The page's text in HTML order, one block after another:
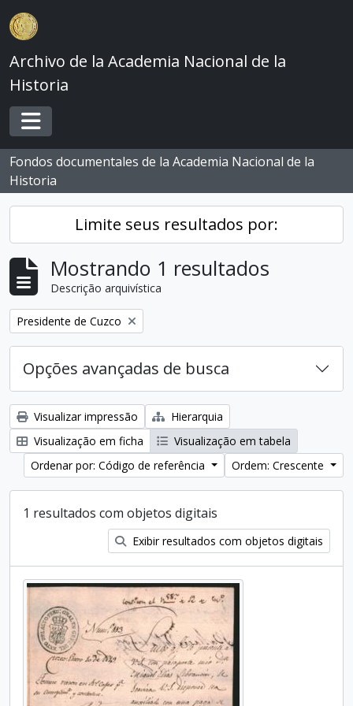
Skip to main content
Archivo de la Academia Nacional de la
Historia
Toggle navigation
Fondos documentales de la Academia Nacional de la
Historia
Limite seus resultados por:
Mostrando 1 resultados
Descrição arquivística
Remover filtro:
Presidente de Cuzco
Opções avançadas de busca
Visualizar impressão
Hierarquia
Visualização em ficha
Visualização em tabela
Ordenar por: Código de referência
Ordem: Crescente
1 resultados com objetos digitais
Exibir resultados com objetos digitais